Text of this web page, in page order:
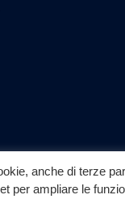
anche di terze
per ampliare le